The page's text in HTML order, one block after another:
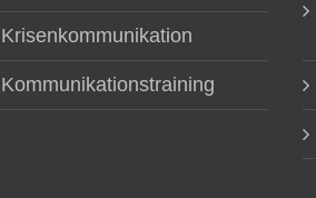
Krisenkommunikation
Kommunikationstraining